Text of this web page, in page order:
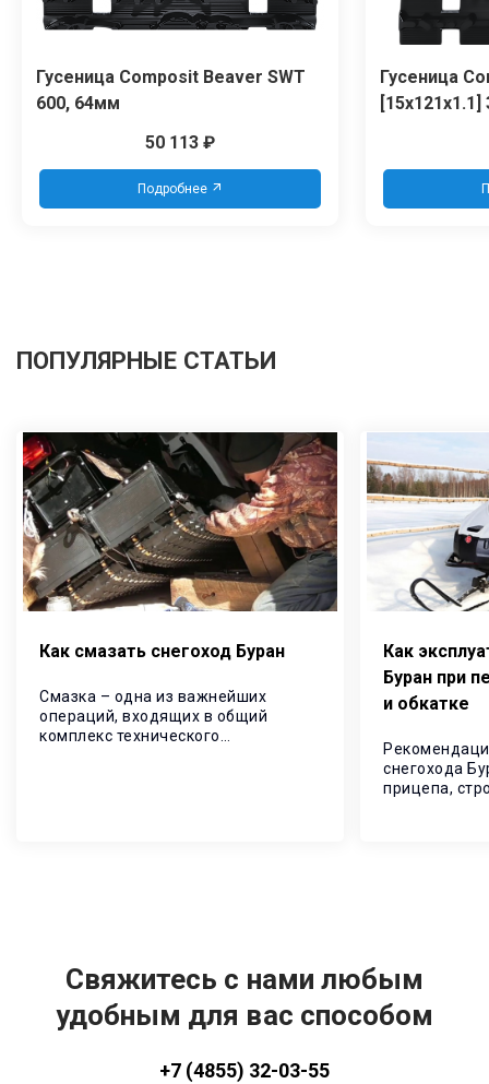
Гусеница Сomposit Beaver SWT
600, 64мм
50 113 ₽
Подробнее
Гусеница
ПОПУЛЯРНЫЕ СТАТЬИ
Как смазать снегоход Буран
Смазка – одна из важнейших
операций, входящих в общий
комплекс технического
Как
Буран при
и обкатке
снегохода
прицепа,
Свяжитесь с нами любым
удобным для вас способом
+7 (4855) 32-03-55